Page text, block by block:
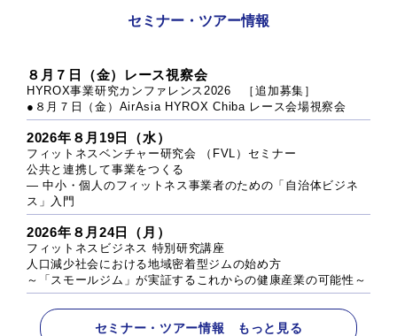
セミナー・ツアー情報
８月７日（金）レース視察会
HYROX事業研究カンファレンス2026 ［追加募集］
●８月７日（金）AirAsia HYROX Chiba レース会場視察会
2026年８月19日（水）
フィットネスベンチャー研究会 （FVL）セミナー
公共と連携して事業をつくる
― 中小・個人のフィットネス事業者のための「自治体ビジネ
ス」入門
2026年８月24日（月）
フィットネスビジネス 特別研究講座
人口減少社会における地域密着型ジムの始め方
～「スモールジム」が実証するこれからの健康産業の可能性～
セミナー・ツアー情報 もっと見る